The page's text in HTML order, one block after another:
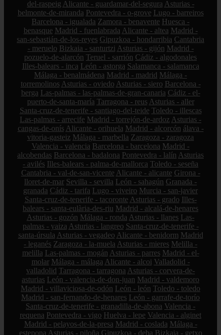
del-raspeig Alicante - guardamar-del-segura Asturias -
belmonte-de-miranda Pontevedra - o-grove Lugo - barreiros
Barcelona - igualada Zamora - benavente Huesca -
benasque Madrid - fuenlabrada Alicante - altea Madrid -
san-sebastián-de-los-reyes Gipuzkoa - hondarribia Cantabria
- meruelo Bizkaia - santurtzi Asturias - gijón Madrid -
pozuelo-de-alarcón Teruel - sarrión Cádiz - algodonales
Illes-balears - inca León - astorga Salamanca - salamanca
Málaga - benalmádena Madrid - madrid Málaga -
torremolinos Asturias - oviedo Asturias - siero Barcelona -
berga Las-palmas - las-palmas-de-gran-canaria Cádiz - el-
puerto-de-santa-maría Tarragona - reus Asturias - aller
Santa-cruz-de-tenerife - santiago-del-teide Toledo - illescas
Las-palmas - arrecife Madrid - torrejón-de-ardoz Asturias -
cangas-de-onís Alicante - orihuela Madrid - alcorcón álava -
vitoria-gasteiz Málaga - marbella Zaragoza - zaragoza
Valencia - valencia Barcelona - barcelona Madrid -
alcobendas Barcelona - badalona Pontevedra - lalín Asturias
- avilés Illes-balears - palma-de-mallorca Toledo - seseña
Cantabria - val-de-san-vicente Alicante - alicante Girona -
lloret-de-mar Sevilla - sevilla León - sahagún Granada -
granada Cádiz - tarifa Lugo - viveiro Murcia - san-javier
Santa-cruz-de-tenerife - tacoronte Asturias - grado Illes-
balears - santa-eulària-des-riu Madrid - alcalá-de-henares
Asturias - gozón Málaga - ronda Asturias - llanes Las-
palmas - yaiza Asturias - langreo Santa-cruz-de-tenerife -
santa-úrsula Asturias - vegadeo Alicante - benidorm Madrid
- leganés Zaragoza - la-muela Asturias - mieres Melilla -
melilla Las-palmas - mogán Asturias - parres Madrid - el-
molar Málaga - málaga Alicante - alcoi Valladolid -
valladolid Tarragona - tarragona Asturias - corvera-de-
asturias León - valencia-de-don-juan Madrid - valdemoro
Madrid - villaviciosa-de-odón León - león Toledo - toledo
Madrid - san-fernando-de-henares León - garrafe-de-torío
Santa-cruz-de-tenerife - granadilla-de-abona Valencia -
requena Pontevedra - vigo Huelva - lepe Valencia - alginet
Madrid - pelayos-de-la-presa Madrid - coslada Málaga -
estepona Asturias - piloña Gipuzkoa - deba Bizkaia - getxo